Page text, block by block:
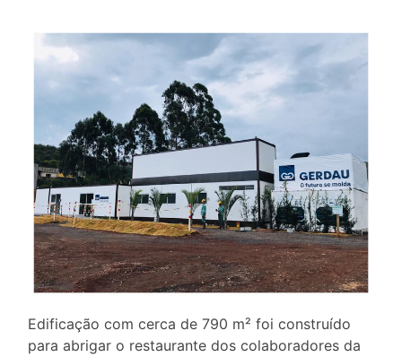
Edificação com cerca de 790 m² foi construído
para abrigar o restaurante dos colaboradores da